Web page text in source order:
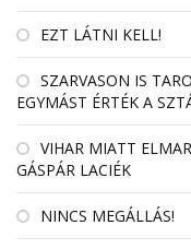
EZT LÁTNI KELL!
SZARVASON IS
EGYMÁST ÉRTÉK A
VIHAR MIATT
GÁSPÁR LACIÉK
NINCS MEGÁLLÁS!